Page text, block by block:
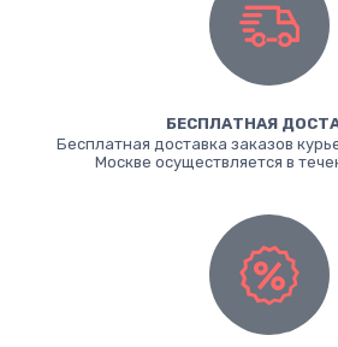
БЕСПЛАТНАЯ
Бесплатная доставка заказов
Москве осуществляется в